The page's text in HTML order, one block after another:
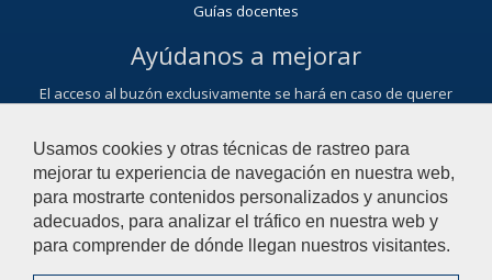
Usamos cookies y otras técnicas de rastreo para
mejorar tu experiencia de navegación en nuestra web,
para mostrarte contenidos personalizados y anuncios
adecuados, para analizar el tráfico en nuestra web y
para comprender de dónde llegan nuestros visitantes.
Guías docentes
Ayúdanos a mejorar
El acceso al buzón exclusivamente se hará en caso de querer
Contacta con la Facultad de Ciencias del Deporte
© 2021 Universidad Pablo de Olavide - Facultad de Ciencias del